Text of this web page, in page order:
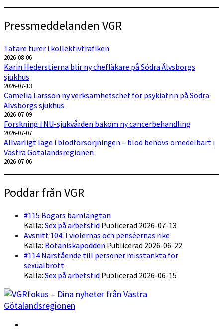
Pressmeddelanden VGR
Tätare turer i kollektivtrafiken
2026-08-06
Karin Hederstierna blir ny chefläkare på Södra Älvsborgs
sjukhus
2026-07-13
Camelia Larsson ny verksamhetschef för psykiatrin på Södra
Älvsborgs sjukhus
2026-07-09
Forskning i NU-sjukvården bakom ny cancerbehandling
2026-07-07
Allvarligt läge i blodförsörjningen – blod behövs omedelbart i
Västra Götalandsregionen
2026-07-06
Poddar från VGR
#115 Bögars barnlängtan
Källa: Sex på arbetstid Publicerad 2026-07-13
Avsnitt 104: I violernas och penséernas rike
Källa: Botaniskapodden Publicerad 2026-06-22
#114 Närstående till personer misstänkta för
sexualbrott
Källa: Sex på arbetstid Publicerad 2026-06-15